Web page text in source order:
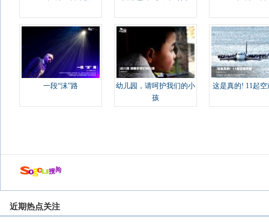
一段“沫”路
幼儿园，请呵护我们的小
孩
这是真的! 11起空
近期热点关注